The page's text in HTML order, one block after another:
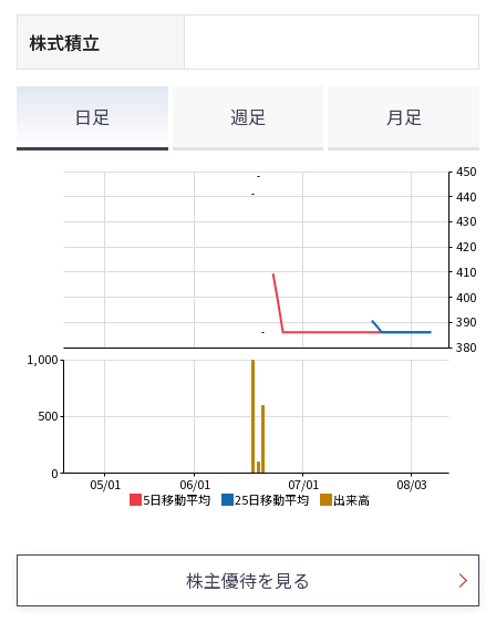
株式積立
日足 週足 月足
5日移動平均 25日移動平均 出来高
08/03
07/01
06/01
05/01
380
390
400
410
420
430
440
450
0
500
1,000
550
600
650
700
800
900
株主優待を見る